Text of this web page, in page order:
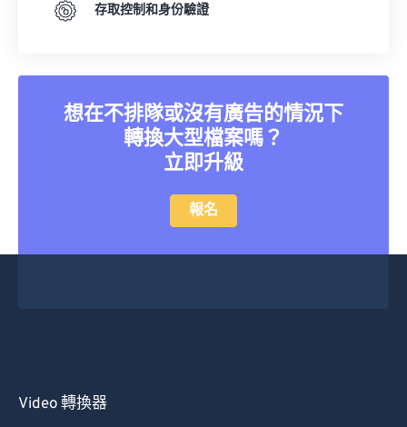
存取控制和身份驗證
想在不排隊或沒有廣告的情況下
轉換大型檔案嗎？
立即升級
報名
Video 轉換器